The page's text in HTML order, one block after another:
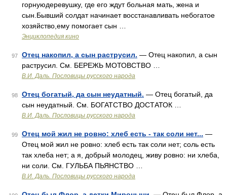
горнуюдеревушку, где его ждут больная мать, жена и
сын.Бывший солдат начинает восстанавливать небогатое
хозяйство,ему помогает сын …
Энциклопедия кино
97 Отец накопил, а сын раструсил. — Отец накопил, а сын
раструсил. См. БЕРЕЖЬ МОТОВСТВО …
В.И. Даль. Пословицы русского народа
98 Отец богатый, да сын неудатный. — Отец богатый, да
сын неудатный. См. БОГАТСТВО ДОСТАТОК …
В.И. Даль. Пословицы русского народа
99 Отец мой жил не ровно: хлеб есть - так соли нет... —
Отец мой жил не ровно: хлеб есть так соли нет; соль есть
так хлеба нет; а я, добрый молодец, живу ровно: ни хлеба,
ни соли. См. ГУЛЬБА ПЬЯНСТВО …
В.И. Даль. Пословицы русского народа